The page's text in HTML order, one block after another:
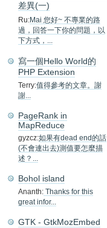
差異(一)
Ru:Mai 您好~ 不專業的路
過，回答一下你的問題，以
下方式，...
寫一個Hello World的
PHP Extension
Terry:值得參考的文章。謝
謝...
PageRank in
MapReduce
gyzcz:如果有dead end的話
(不會連出去)測值要怎麼描
述？...
Bohol island
Ananth: Thanks for this
great infor...
GTK - GtkMozEmbed